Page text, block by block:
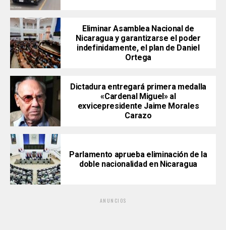
Eliminar Asamblea Nacional de
Nicaragua y garantizarse el poder
indefinidamente, el plan de Daniel
Ortega
Dictadura entregará primera medalla
«Cardenal Miguel» al
exvicepresidente Jaime Morales
Carazo
Parlamento aprueba eliminación de la
doble nacionalidad en Nicaragua
ANUNCIOS